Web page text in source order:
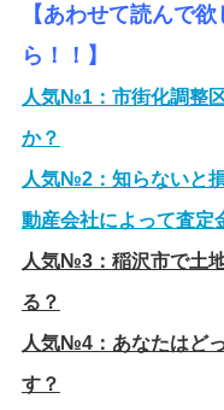
【あわせて読んで
ら！！】
人気№1： 市街化調整
か？
人気№2： 知らないと
動産会社によって査定
人気№3： 稲沢市で土
る？
人気№4： あなたはど
す？